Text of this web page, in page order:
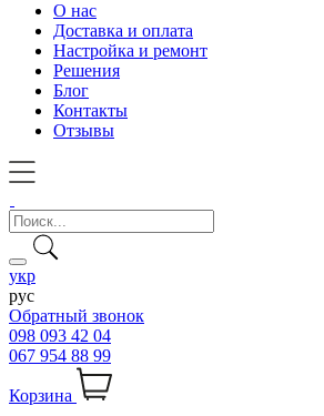
О нас
Доставка и оплата
Настройка и ремонт
Решения
Блог
Контакты
Отзывы
укр
рус
Обратный звонок
098 093 42 04
067 954 88 99
Корзина